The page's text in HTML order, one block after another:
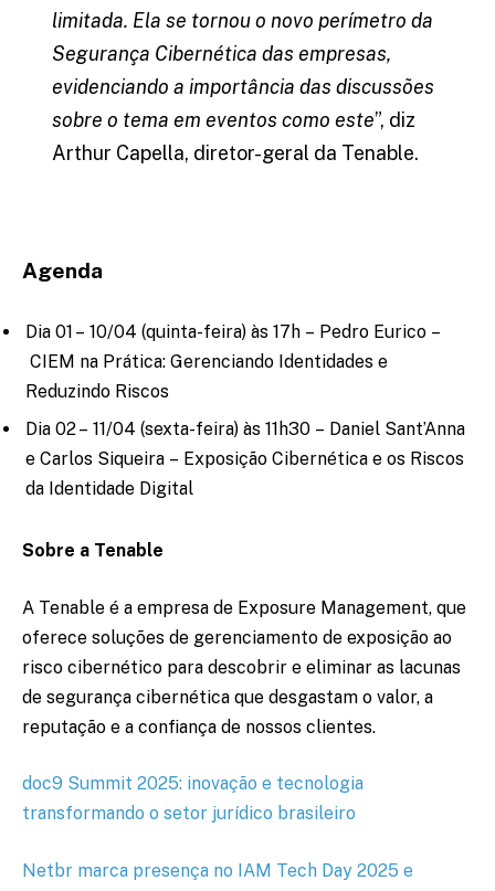
limitada. Ela se tornou o novo perímetro da
Segurança Cibernética das empresas,
evidenciando a importância das discussões
sobre o tema em eventos como este”, diz
Arthur Capella, diretor-geral da Tenable.
Agenda
Dia 01 – 10/04 (quinta-feira) às 17h – Pedro Eurico –
CIEM na Prática: Gerenciando Identidades e
Reduzindo Riscos
Dia 02 – 11/04 (sexta-feira) às 11h30 – Daniel Sant’Anna
e Carlos Siqueira – Exposição Cibernética e os Riscos
da Identidade Digital
Sobre a Tenable
A Tenable é a empresa de Exposure Management, que
oferece soluções de gerenciamento de exposição ao
risco cibernético para descobrir e eliminar as lacunas
de segurança cibernética que desgastam o valor, a
reputação e a confiança de nossos clientes.
doc9 Summit 2025: inovação e tecnologia
transformando o setor jurídico brasileiro
Netbr marca presença no IAM Tech Day 2025 e